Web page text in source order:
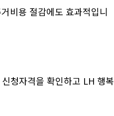
비용 절감에도 효과적입니
청자격을 확인하고 LH 행복